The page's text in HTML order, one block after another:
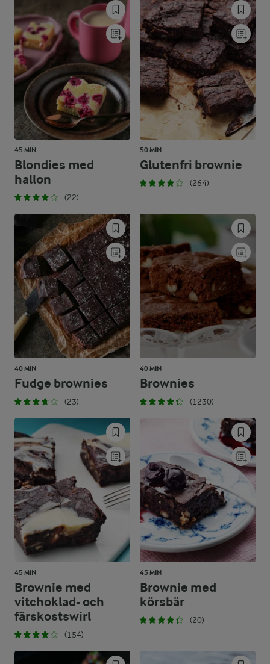
45 MIN
Blondies med
hallon
(22)
50 MIN
Glutenfri brownie
(264)
40 MIN
Fudge brownies
(23)
40 MIN
Brownies
(1230)
45 MIN
Brownie med
vitchoklad- och
färskostswirl
(154)
45 MIN
Brownie med
körsbär
(20)